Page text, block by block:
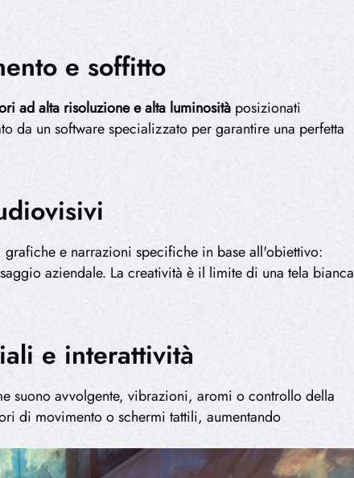
e soffitto
ad alta risoluzione e alta luminositàposizionati
da un software specializzato per garantire una perfetta
e narrazioni specifiche in base all'obiettivo:
aziendale. La creatività è il limite di una tela bianca
e interattività
suono avvolgente, vibrazioni, aromi o controllo della
di movimento o schermi tattili, aumentando